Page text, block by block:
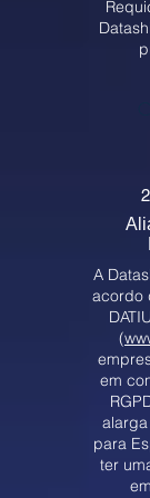
A
acordo
(
em
para
ter